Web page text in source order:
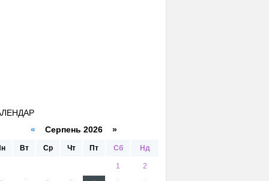
« Серпень 2026 »
Вт Ср Чт Пт Сб Нд
1 2